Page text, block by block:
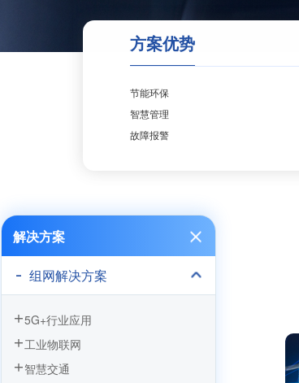
方案优势
节能环保
智慧管理
故障报警
解决方案
组网解决方案
5G+行业应用
工业物联网
智慧交通